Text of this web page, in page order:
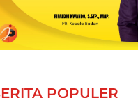
POPULER